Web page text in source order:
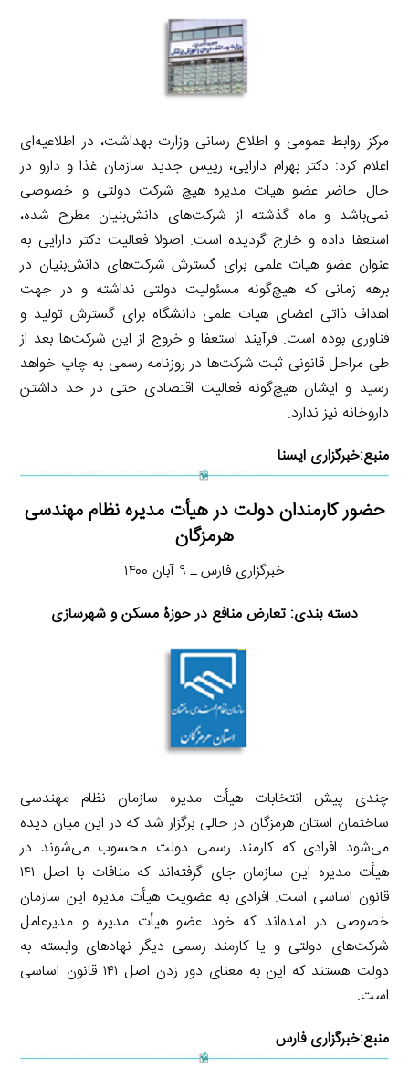
مرکز روابط عمومی و اطلاع رسانی وزارت بهداشت، در اطلاعیه‌ای
اعلام کرد: دکتر بهرام دارایی، رییس جدید سازمان غذا و دارو در
حال حاضر عضو هیات مدیره هیچ شرکت دولتی و خصوصی
نمی‌باشد و ماه گذشته از شرکت‌های دانش‌بنیان مطرح شده،
استعفا داده و خارج گردیده است. اصولا فعالیت دکتر دارایی به
عنوان عضو هیات علمی برای گسترش شرکت‌های دانش‌بنیان در
برهه زمانی که هیچ‌گونه مسئولیت دولتی نداشته و در جهت
اهداف ذاتی اعضای هیات علمی دانشگاه برای گسترش تولید و
فناوری بوده است. فرآیند استعفا و خروج از این شرکت‌ها بعد از
طی مراحل قانونی ثبت شرکت‌ها در روزنامه رسمی به چاپ خواهد
رسید و ایشان هیچ‌گونه فعالیت اقتصادی حتی در حد داشتن
داروخانه نیز ندارد.
منبع:خبرگزاری ایسنا
حضور کارمندان دولت در هیأت مدیره نظام مهندسى
هرمزگان
خبرگزاری فارس ـ ۹ آبان ۱۴۰۰
دسته بندی: تعارض منافع در حوزۀ مسکن و شهرسازی
چندى پیش انتخابات هیأت مدیره سازمان نظام مهندسى
ساختمان استان هرمزگان در حالى برگزار شد که در این میان دیده
مى‌شود افرادى که کارمند رسمی دولت محسوب مى‌شوند در
هیأت مدیره این سازمان جاى گرفته‌اند که منافات با اصل ١٤١
قانون اساسى است. افرادى به عضویت هیأت مدیره این سازمان
خصوصى در آمده‌اند که خود عضو هیأت مدیره و مدیرعامل
شرکت‌هاى دولتى و یا کارمند رسمى دیگر نهادهاى وابسته به
دولت هستند که این به معناى دور زدن اصل ١٤١ قانون اساسى
است.
منبع:خبرگزاری فارس